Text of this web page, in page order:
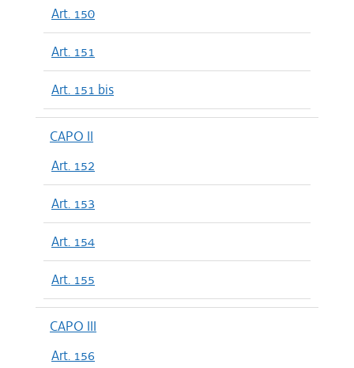
Art. 150
Art. 151
Art. 151 bis
CAPO II
Art. 152
Art. 153
Art. 154
Art. 155
CAPO III
Art. 156